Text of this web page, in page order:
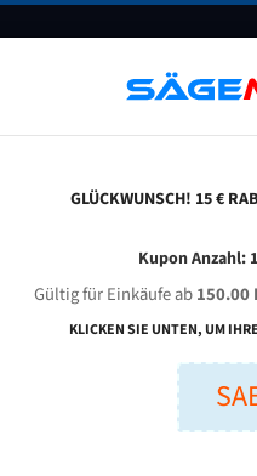
FAQ
Formatt)
Flexback
GLÜCKWUNSCH! 15 €
Kupon Anzahl:
Gültig für Einkäufe ab150.00
KLICKEN SIE UNTEN, UM